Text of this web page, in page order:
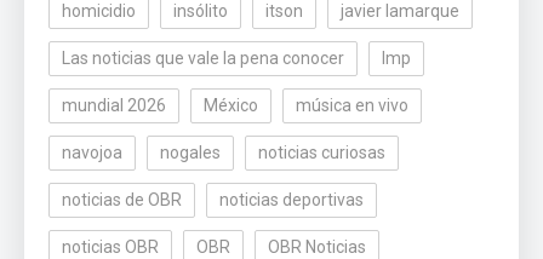
homicidio insólito itson javier lamarque
Las noticias que vale la pena conocer lmp
mundial 2026 México música en vivo
navojoa nogales noticias curiosas
noticias de OBR noticias deportivas
noticias OBR OBR OBR Noticias